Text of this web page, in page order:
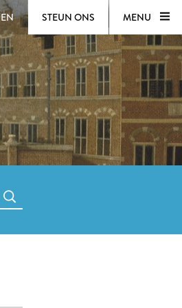
EN STEUN ONS MENU